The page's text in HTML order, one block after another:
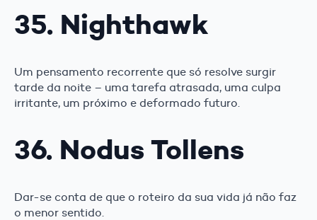
35. Nighthawk
Um pensamento recorrente que só resolve surgir
tarde da noite – uma tarefa atrasada, uma culpa
irritante, um próximo e deformado futuro.
36. Nodus Tollens
Dar-se conta de que o roteiro da sua vida já não faz
o menor sentido.